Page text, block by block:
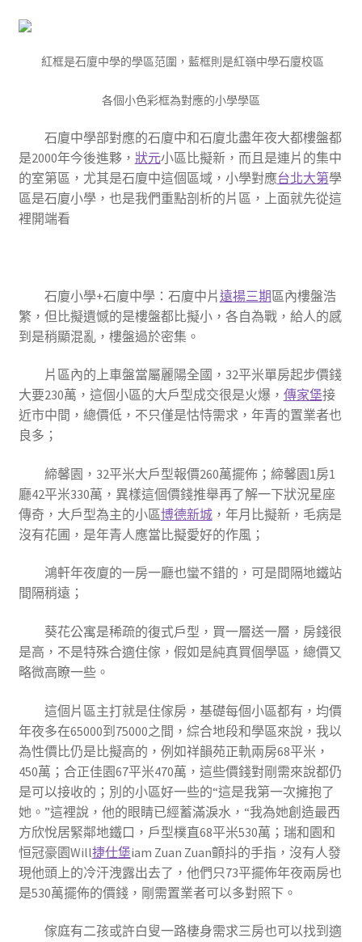
紅框是石廈中學的學區范圍，藍框則是紅嶺中學石廈校區
各個小色彩框為對應的小學學區
石廈中學部對應的石廈中和石廈北盡年夜大都樓盤都
是2000年今後進夥， 狀元小區比擬新，而且是連片的集中
的室第區，尤其是石廈中這個區域，小學對應台北大第學
區是石廈小學，也是我們重點剖析的片區，上面就先從這
裡開端看
石廈小學+石廈中學：石廈中片遠揚三期區內樓盤浩
繁，但比擬遺憾的是樓盤都比擬小，各自為戰，給人的感
到是稍顯混亂，樓盤過於密集。
片區內的上車盤當屬麗陽全國，32平米單房起步價錢
大要230萬，這個小區的大戶型成交很是火爆， 傳家堡接
近市中間，總價低，不只僅是怙恃需求，年青的置業者也
良多；
締馨園，32平米大戶型報價260萬擺佈；締馨園1房1
廳42平米330萬，異樣這個價錢推舉再了解一下狀況星座
傳奇，大戶型為主的小區博德新城，年月比擬新，毛病是
沒有花圃，是年青人應當比擬愛好的作風；
鴻軒年夜廈的一房一廳也蠻不錯的，可是間隔地鐵站
間隔稍遠；
葵花公寓是稀疏的復式戶型，買一層送一層，房錢很
是高，不是特殊合適住傢，假如是純真買個學區，總價又
略微高瞭一些。
這個片區主打就是住傢房，基礎每個小區都有，均價
年夜多在65000到75000之間，綜合地段和學區來說，我以
為性價比仍是比擬高的，例如祥韻苑正軌兩房68平米，
450萬；合正佳園67平米470萬，這些價錢對剛需來說都仍
是可以接收的；別的小區好一些的“這是我第一次擁抱了
她。”這裡說，他的眼睛已經蓄滿淚水，“我為她創造最西
方欣悅居緊鄰地鐵口，戶型樸直68平米530萬；瑞和園和
恒冠豪園Will捷仕堡iam Zuan Zuan顫抖的手指，沒有人發
現他頭上的冷汗洩露出去了，他們只73平擺佈年夜兩房也
是530萬擺佈的價錢，剛需置業者可以多對照下。
傢庭有二孩或許白叟一路棲身需求三房也可以找到適